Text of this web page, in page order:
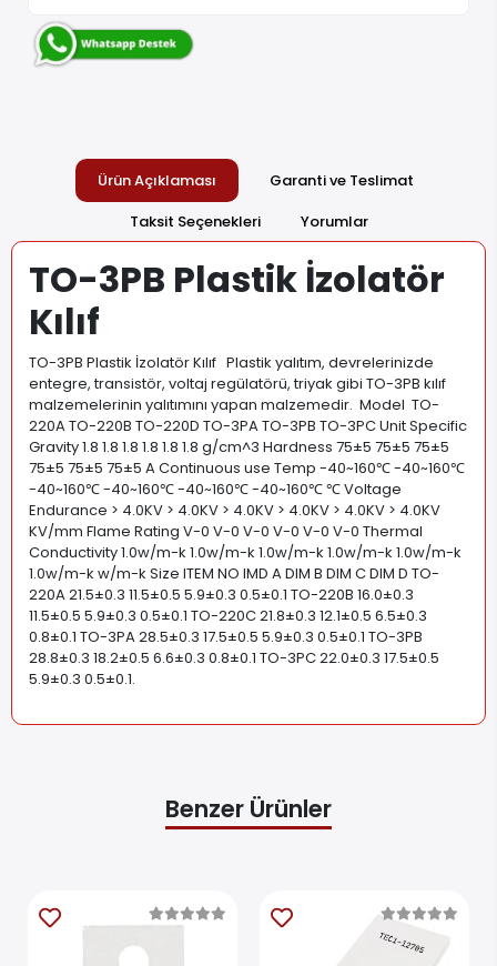
Ürün Açıklaması
Garanti ve Teslimat
Taksit Seçenekleri
Yorumlar
TO-3PB Plastik İzolatör
Kılıf
TO-3PB Plastik İzolatör Kılıf Plastik yalıtım, devrelerinizde
entegre, transistör, voltaj regülatörü, triyak gibi TO-3PB kılıf
malzemelerinin yalıtımını yapan malzemedir. Model TO-
220A TO-220B TO-220D TO-3PA TO-3PB TO-3PC Unit Specific
Gravity 1.8 1.8 1.8 1.8 1.8 1.8 g/cm^3 Hardness 75±5 75±5 75±5
75±5 75±5 75±5 A Continuous use Temp -40~160℃ -40~160℃
-40~160℃ -40~160℃ -40~160℃ -40~160℃ ℃ Voltage
Endurance > 4.0KV > 4.0KV > 4.0KV > 4.0KV > 4.0KV > 4.0KV
KV/mm Flame Rating V-0 V-0 V-0 V-0 V-0 V-0 Thermal
Conductivity 1.0w/m-k 1.0w/m-k 1.0w/m-k 1.0w/m-k 1.0w/m-k
1.0w/m-k w/m-k Size ITEM NO IMD A DIM B DIM C DIM D TO-
220A 21.5±0.3 11.5±0.5 5.9±0.3 0.5±0.1 TO-220B 16.0±0.3
11.5±0.5 5.9±0.3 0.5±0.1 TO-220C 21.8±0.3 12.1±0.5 6.5±0.3
0.8±0.1 TO-3PA 28.5±0.3 17.5±0.5 5.9±0.3 0.5±0.1 TO-3PB
28.8±0.3 18.2±0.5 6.6±0.3 0.8±0.1 TO-3PC 22.0±0.3 17.5±0.5
5.9±0.3 0.5±0.1.
Benzer Ürünler